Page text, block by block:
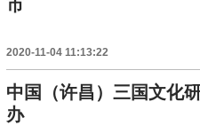
市
2020-11-04 11:13:22
中国（许昌）三国文化
办